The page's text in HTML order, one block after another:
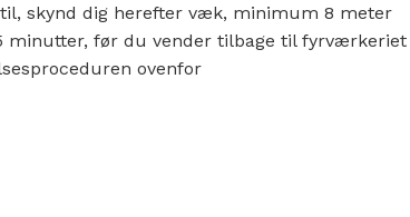
skynd dig herefter væk, minimum 8 meter
før du vender tilbage til fyrværkeriet
ovenfor